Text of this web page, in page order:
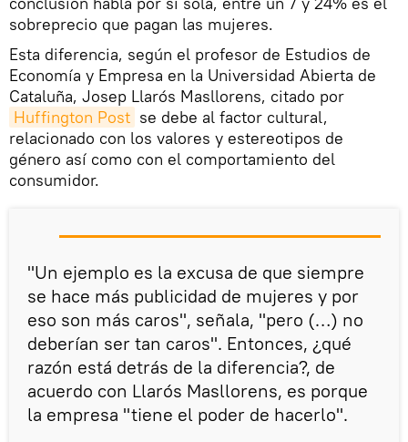
sobreprecio que pagan las mujeres.
Esta diferencia, según el profesor de Estudios de
Economía y Empresa en la Universidad Abierta de
Cataluña, Josep Llarós Masllorens, citado por
Huffington Post se debe al factor cultural,
relacionado con los valores y estereotipos de
género así como con el comportamiento del
consumidor.
"Un ejemplo es la excusa de que siempre
se hace más publicidad de mujeres y por
eso son más caros", señala, "pero (…) no
deberían ser tan caros". Entonces, ¿qué
razón está detrás de la diferencia?, de
acuerdo con Llarós Masllorens, es porque
la empresa "tiene el poder de hacerlo".